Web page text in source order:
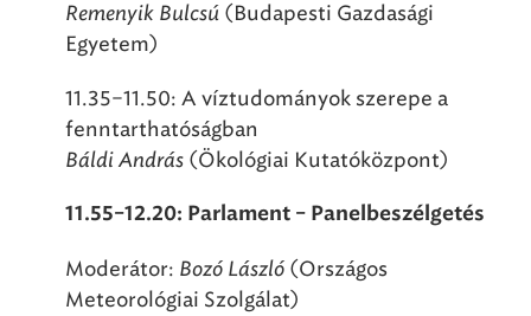
Remenyik Bulcsú (Budapesti Gazdasági
Egyetem)
11.35–11.50: A víztudományok szerepe a
fenntarthatóságban
Báldi András (Ökológiai Kutatóközpont)
11.55–12.20: Parlament – Panelbeszélgetés
Moderátor: Bozó László (Országos
Meteorológiai Szolgálat)